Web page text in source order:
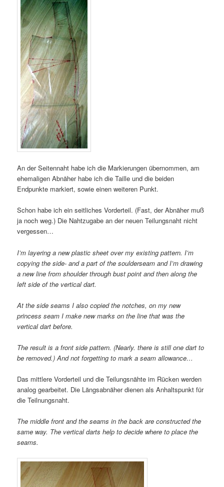
An der Seitennaht habe ich die Markierungen übernommen, am
ehemaligen Abnäher habe ich die Taille und die beiden
Endpunkte markiert, sowie einen weiteren Punkt.
Schon habe ich ein seitliches Vorderteil. (Fast, der Abnäher muß
ja noch weg.) Die Nahtzugabe an der neuen Teilungsnaht nicht
vergessen…
I’m layering a new plastic sheet over my existing pattern. I’m
copying the side- and a part of the soulderseam and I’m drawing
a new line from shoulder through bust point and then along the
left side of the vertical dart.
At the side seams I also copied the notches, on my new
princess seam I make new marks on the line that was the
vertical dart before.
The result is a front side pattern. (Nearly. there is still one dart to
be removed.) And not forgetting to mark a seam allowance…
Das mittlere Vorderteil und die Teilungsnähte im Rücken werden
analog gearbeitet. Die Längsabnäher dienen als Anhaltspunkt für
die Teilnungsnaht.
The middle front and the seams in the back are constructed the
same way. The vertical darts help to decide where to place the
seams.